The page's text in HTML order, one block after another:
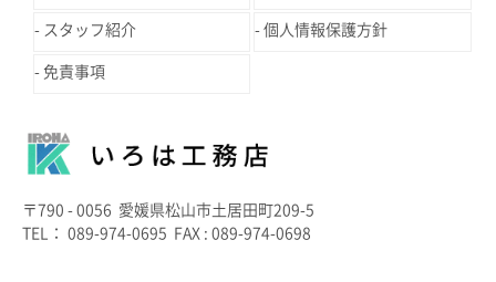
スタッフ紹介 個人情報保護方針
免責事項
〒790 - 0056 愛媛県松山市土居田町209-5
TEL： 089-974-0695 FAX : 089-974-0698